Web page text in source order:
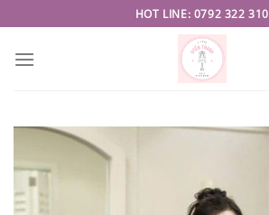
to
content
HOT LINE: 0792 322 310